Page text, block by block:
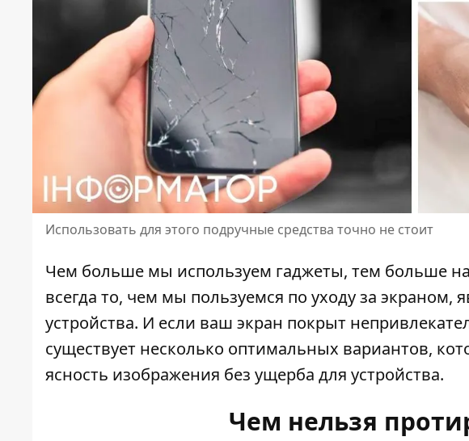
Использовать для этого подручные средства точно не стоит
Чем больше мы используем гаджеты, тем больше
всегда то, чем мы пользуемся по уходу за экраном,
устройства. И если ваш экран покрыт
существует несколько оптимальных вариантов,
ясность изображения без ущерба для устройства.
Чем нельзя